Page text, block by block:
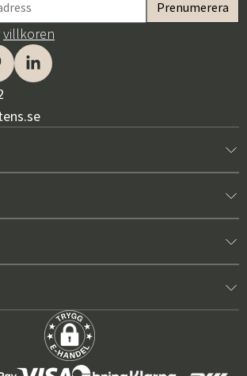
villkoren
2026
komfort – så väljer du